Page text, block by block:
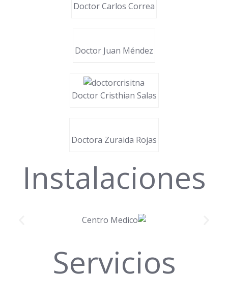
Doctor Carlos Correa
Doctor Juan Méndez
Doctor Cristhian Salas
Doctora Zuraida Rojas
Instalaciones
Servicios